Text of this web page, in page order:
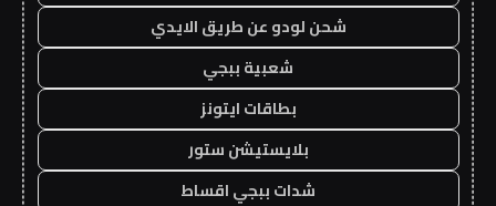
شحن لودو عن طريق الايدي
شعبية ببجي
بطاقات ايتونز
بلايستيشن ستور
شدات ببجي اقساط